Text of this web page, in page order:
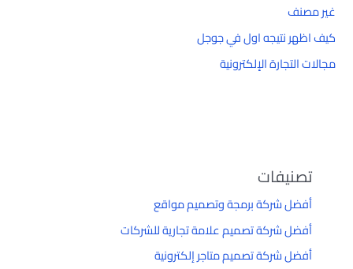
غير مصنف
كيف اظهر نتيجه اول في جوجل
مجالات التجارة الإلكترونية
تصنيفات
أفضل شركة برمجة وتصميم مواقع
أفضل شركة تصميم علامة تجارية للشركات
أفضل شركة تصميم متاجر إلكترونية